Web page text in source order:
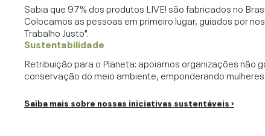
Sabia que 97% dos produtos LIVE! são fabricados no
Colocamos as pessoas em primeiro lugar, guiados por
Trabalho Justo".
Sustentabilidade
Retribuição para o Planeta: apoiamos organizações
conservação do meio ambiente, emponderando
Saiba mais sobre nossas iniciativas sustentáveis ›